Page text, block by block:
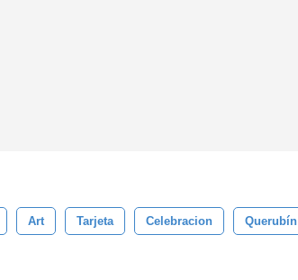
Art Tarjeta Celebracion Querubín